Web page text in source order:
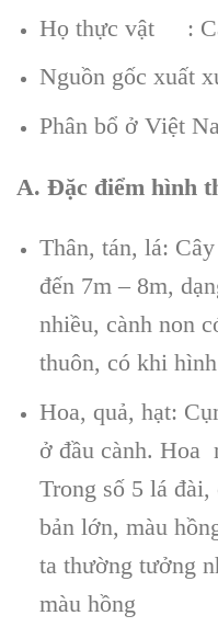
Họ thực vật :
Nguồn gốc xuất
Phân bổ ở Việt
A. Đặc điểm hình
Thân, tán, lá:
đến 7m – 8m,
nhiều, cành non
thuôn, có khi
Hoa, quả, hạt:
ở đầu cành. Hoa
Trong số 5 lá
bản lớn, màu
ta thường tưởng
màu hồng